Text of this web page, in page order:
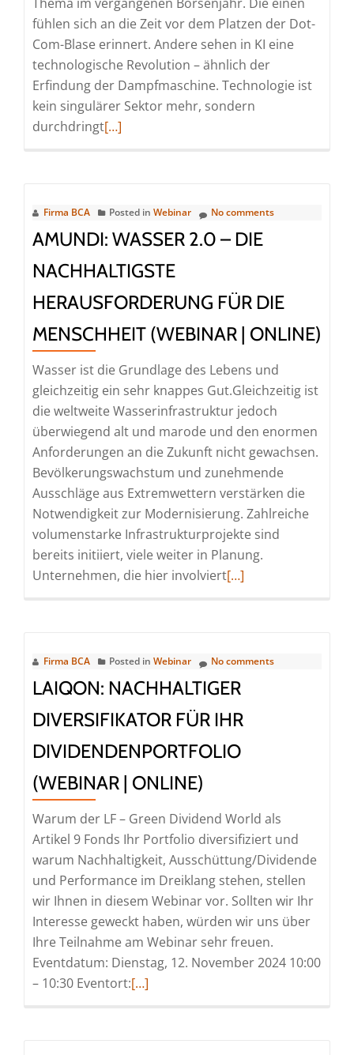
fühlen sich an die Zeit vor dem Platzen der Dot-
Com-Blase erinnert. Andere sehen in KI eine
technologische Revolution – ähnlich der
Erfindung der Dampfmaschine. Technologie ist
kein singulärer Sektor mehr, sondern
durchdringtRead
Morgan:
Go
Globale
mit
Morgan
AM
|
Online)
[…]
Firma BCA Posted in Webinar No comments
AMUNDI: WASSER 2.0 – DIE
NACHHALTIGSTE
HERAUSFORDERUNG FÜR DIE
MENSCHHEIT (WEBINAR | ONLINE)
Wasser ist die Grundlage des Lebens und
gleichzeitig ein sehr knappes Gut.Gleichzeitig ist
die weltweite Wasserinfrastruktur jedoch
überwiegend alt und marode und den enormen
Anforderungen an die Zukunft nicht gewachsen.
Bevölkerungswachstum und zunehmende
Ausschläge aus Extremwettern verstärken die
Notwendigkeit zur Modernisierung. Zahlreiche
volumenstarke Infrastrukturprojekte sind
bereits initiiert, viele weiter in Planung.
Unternehmen, die hier involviertRead
Wasser
2.0
–
Die
Herausforderung
Menschheit
(Webinar
|
Online)
[…]
Firma BCA Posted in Webinar No comments
LAIQON: NACHHALTIGER
DIVERSIFIKATOR FÜR IHR
DIVIDENDENPORTFOLIO
(WEBINAR | ONLINE)
Warum der LF – Green Dividend World als
Artikel 9 Fonds Ihr Portfolio diversifiziert und
warum Nachhaltigkeit, Ausschüttung/Dividende
und Performance im Dreiklang stehen, stellen
wir Ihnen in diesem Webinar vor. Sollten wir Ihr
Interesse geweckt haben, würden wir uns über
Ihre Teilnahme am Webinar sehr freuen.
Eventdatum: Dienstag, 12. November 2024 10:00
– 10:30 Eventort:Read
[…]